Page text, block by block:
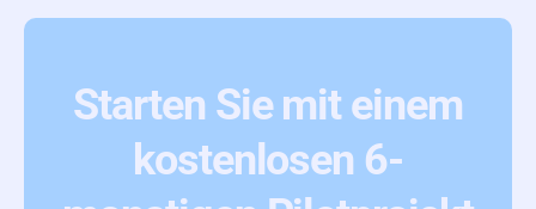
Starten Sie mit einem
kostenlosen 6-